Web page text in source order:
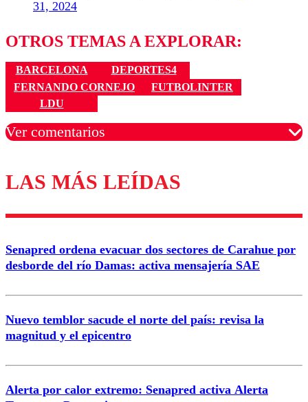
31, 2024
OTROS TEMAS A EXPLORAR:
BARCELONA
DEPORTES4
FERNANDO CORNEJO
FUTBOLINTER
LDU
Ver comentarios
Los comentarios son moderados para garantizar un
diálogo respetuoso.
Correo
LAS MÁS LEÍDAS
Senapred ordena evacuar dos sectores de Carahue por
desborde del río Damas: activa mensajería SAE
Nuevo temblor sacude el norte del país: revisa la
magnitud y el epicentro
Alerta por calor extremo: Senapred activa Alerta